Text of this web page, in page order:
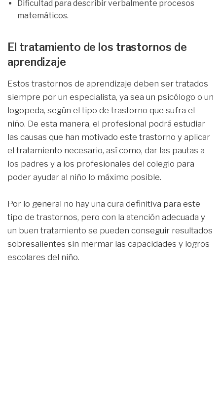
Dificultad para describir verbalmente procesos
matemáticos.
El tratamiento de los trastornos de
aprendizaje
Estos trastornos de aprendizaje deben ser tratados
siempre por un especialista, ya sea un psicólogo o un
logopeda, según el tipo de trastorno que sufra el
niño. De esta manera, el profesional podrá estudiar
las causas que han motivado este trastorno y aplicar
el tratamiento necesario, así como, dar las pautas a
los padres y a los profesionales del colegio para
poder ayudar al niño lo máximo posible.
Por lo general no hay una cura definitiva para este
tipo de trastornos, pero con la atención adecuada y
un buen tratamiento se pueden conseguir resultados
sobresalientes sin mermar las capacidades y logros
escolares del niño.